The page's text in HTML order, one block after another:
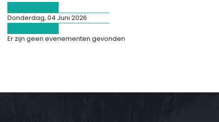
Donderdag, 04 Juni 2026
Er zijn geen evenementen gevonden